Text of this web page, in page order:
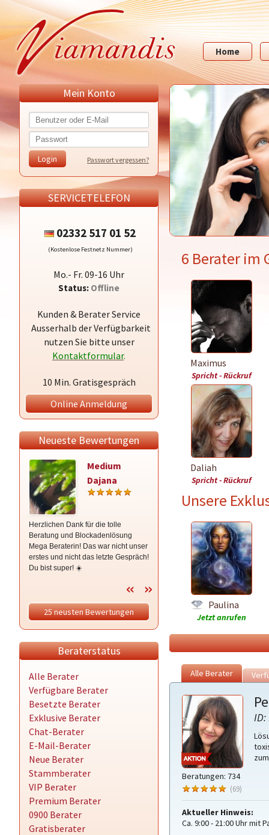
Home
Mein Konto
Passwort vergessen?
SERVICETELEFON
02332 517 01 52
(Kostenlose Festnetz Nummer)
Mo.- Fr. 09-16 Uhr
Status: Offline
Kunden & Berater Service
Ausserhalb der Verfügbarkeit
nutzen Sie bitte unser
Kontaktformular.
10 Min. Gratisgespräch
Online Anmeldung
Neueste Bewertungen
Medium
Dajana
Herzlichen Dank für die tolle
Beratung und Blockadenlösung
Mega Beraterin! Das war nicht unser
erstes und nicht das letzte Gespräch!
Du bist super! ☀️
Alischa
Alischa, du bist der Wahnsinn ! Alles
was du sagst ist der Wucher
Eingetroffen. Echte 100% Treffer
25 neusten Bewertungen
Beraterstatus
Alle Berater
Verfügbare Berater
Besetzte Berater
Exklusive Berater
Chat-Berater
E-Mail-Berater
Neue Berater
Stammberater
VIP Berater
Premium Berater
0900 Berater
Gratisberater
6 Berater im
Maximus
Spricht - Rückruf
Daliah
Spricht - Rückruf
Unsere
Paulina
Jetzt anrufen
Alle Berater
Beratungen: 734
(69)
ID:
Aktueller Hinweis:
Ca. 9:00 - 21:00 Uhr mit